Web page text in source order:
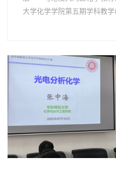
大学化学学院第五期学科教